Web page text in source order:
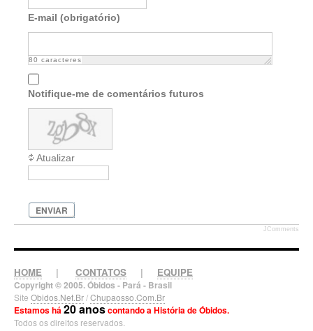
E-mail (obrigatório)
80 caracteres
Notifique-me de comentários futuros
Atualizar
ENVIAR
JComments
HOME | CONTATOS | EQUIPE
Copyright © 2005. Óbidos - Pará - Brasil
Site Obidos.Net.Br/Chupaosso.Com.Br
Estamos há20 anoscontando a História de Óbidos.
Todos os direitos reservados.